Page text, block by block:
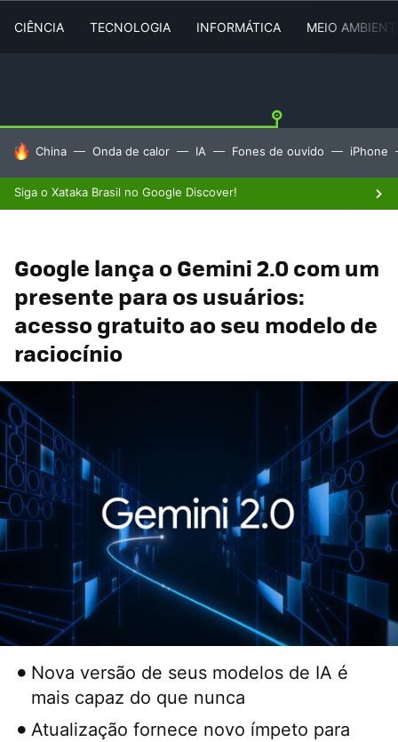
CIÊNCIA TECNOLOGIA INFORMÁTICA MEIO
TENDÊNCIAS DO DIA
China Onda de calor IA Fones de ouvido iPhone
Siga o Xataka Brasil no Google Discover!
Google lança o Gemini 2.0 com um
presente para os usuários:
acesso gratuito ao seu modelo de
raciocínio
Nova versão de seus modelos de IA é
mais capaz do que nunca
Atualização fornece novo ímpeto para